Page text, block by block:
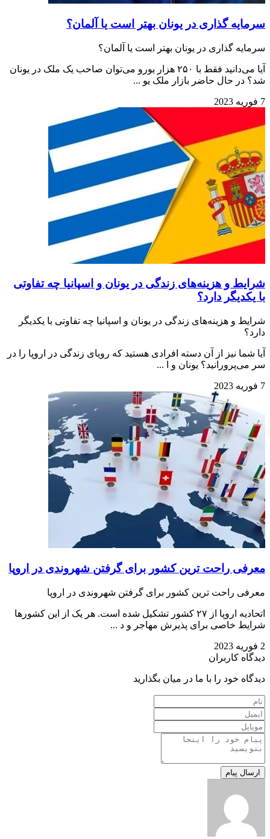
سرمایه گذاری در یونان بهتر است یا آلمان؟
سرمایه گذاری در یونان بهتر است یا آلمان؟
آیا می‌دانید فقط با ۲۵۰ هزار یورو می‌توان صاحب یک ملک در یونان
شد؟ در حال حاضر بازار ملک یو ...
7 فوریه 2023
شرایط و هزینه‌های زندگی در یونان و اسپانیا چه تفاوتی
با یکدیگر دارد؟
شرایط و هزینه‌های زندگی در یونان و اسپانیا چه تفاوتی با یکدیگر
دارد؟
آیا شما نیز از آن دسته افرادی هستید که رویای زندگی در اروپا را در
سر می‌پرورانید؟ یونان و ا ...
7 فوریه 2023
معرفی راحت ترین کشور برای گرفتن شهروندی در اروپا
معرفی راحت ترین کشور برای گرفتن شهروندی در اروپا
اتحادیه اروپا از ۲۷ کشور تشکیل شده است. هر یک از این کشورها
شرایط خاصی برای پذیرش مهاجر و د ...
2 فوریه 2023
دیدگاه کاربران
دیدگاه خود را با ما در میان بگذارید